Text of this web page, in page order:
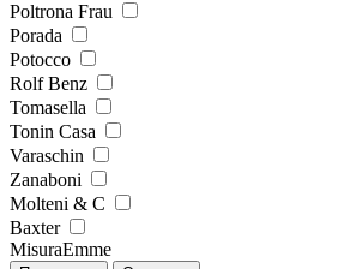
Poltrona Frau
Porada
Potocco
Rolf Benz
Tomasella
Tonin Casa
Varaschin
Zanaboni
Molteni & C
Baxter
MisuraEmme